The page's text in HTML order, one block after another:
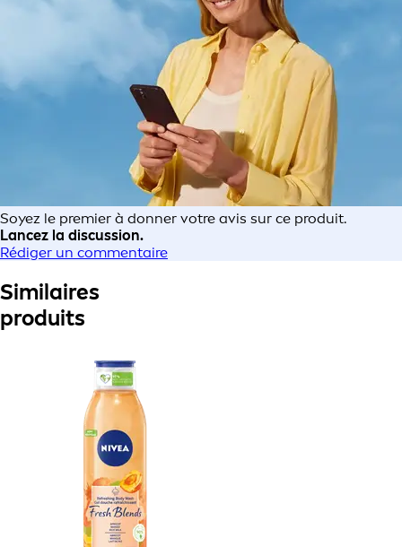
Soyez le premier à donner votre avis sur ce produit.
Lancez la discussion.
Rédiger un commentaire
Similaires
produits